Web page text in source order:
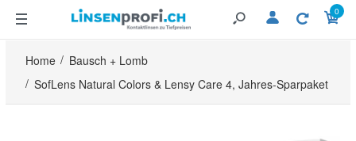
0
Home
Bausch + Lomb
SofLens Natural Colors & Lensy Care 4, Jahres-Sparpaket